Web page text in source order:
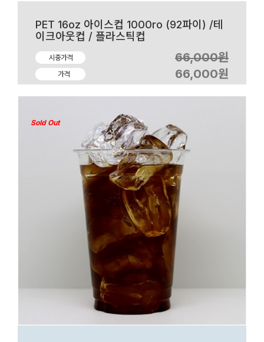
PET 16oz 아이스컵 1000ro (92파이) /테
이크아웃컵 / 플라스틱컵
시중가격 66,000원
가격 66,000원
Sold Out